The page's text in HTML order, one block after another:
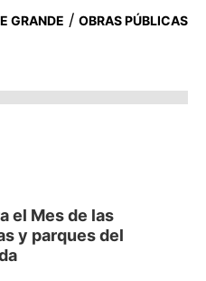
GRANDE / OBRAS PÚBLICAS
el Mes de las
y parques del